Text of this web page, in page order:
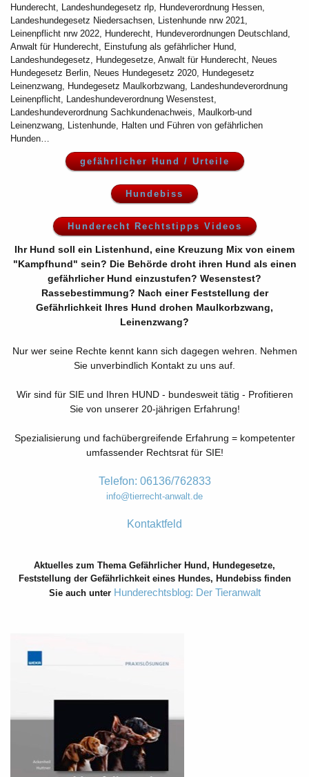
Hunderecht, Landeshundegesetz rlp, Hundeverordnung Hessen,
Landeshundegesetz Niedersachsen, Listenhunde nrw 2021,
Leinenpflicht nrw 2022, Hunderecht, Hundeverordnungen Deutschland,
Anwalt für Hunderecht, Einstufung als gefährlicher Hund,
Landeshundegesetz, Hundegesetze, Anwalt für Hunderecht, Neues
Hundegesetz Berlin, Neues Hundegesetz 2020, Hundegesetz
Leinenzwang, Hundegesetz Maulkorbzwang, Landeshundeverordnung
Leinenpflicht, Landeshundeverordnung Wesenstest,
Landeshundeverordnung Sachkundenachweis, Maulkorb-und
Leinenzwang, Listenhunde, Halten und Führen von gefährlichen
Hunden…
gefährlicher Hund / Urteile
Hundebiss
Hunderecht Rechtstipps Videos
Ihr Hund soll ein Listenhund, eine Kreuzung Mix von einem
"Kampfhund" sein? Die Behörde droht ihren Hund als einen
gefährlicher Hund einzustufen? Wesenstest?
Rassebestimmung? Nach einer Feststellung der
Gefährlichkeit Ihres Hund drohen Maulkorbzwang,
Leinenzwang?
Nur wer seine Rechte kennt kann sich dagegen wehren. Nehmen
Sie unverbindlich Kontakt zu uns auf.
Wir sind für SIE und Ihren HUND - bundesweit tätig - Profitieren
Sie von unserer 20-jährigen Erfahrung!
Spezialisierung und fachübergreifende Erfahrung = kompetenter
umfassender Rechtsrat für SIE!
Telefon: 06136/762833
info@tierrecht-anwalt.de
Kontaktfeld
Aktuelles zum Thema Gefährlicher Hund, Hundegesetze,
Feststellung der Gefährlichkeit eines Hundes, Hundebiss finden
Sie auch unter Hunderechtsblog: Der Tieranwalt